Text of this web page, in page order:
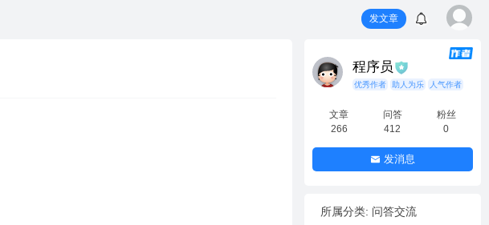
发文章
程序员
优秀作者 助人为乐 人气作者
文章
266
问答
412
粉丝
0
发消息
所属分类: 问答交流